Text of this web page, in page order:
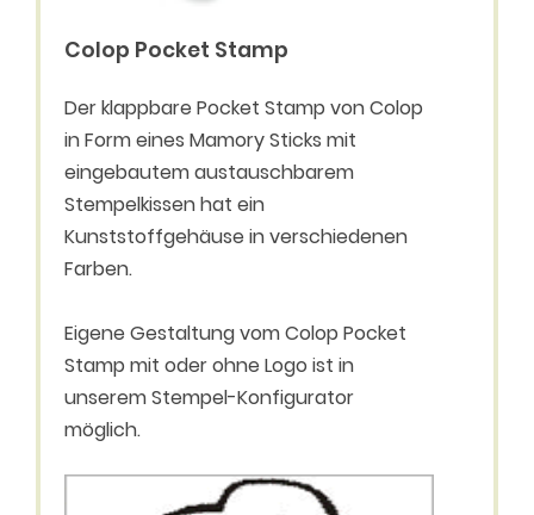
Colop Pocket Stamp
Der klappbare Pocket Stamp von Colop
in Form eines Mamory Sticks mit
eingebautem austauschbarem
Stempelkissen hat ein
Kunststoffgehäuse in verschiedenen
Farben.
Eigene Gestaltung vom Colop Pocket
Stamp mit oder ohne Logo ist in
unserem Stempel-Konfigurator
möglich.